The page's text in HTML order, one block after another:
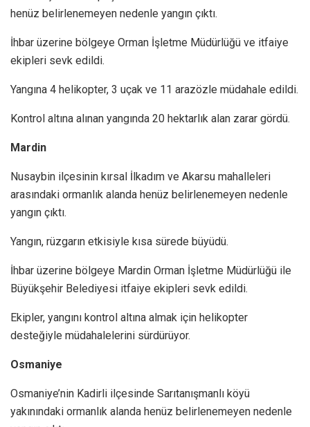
henüz belirlenemeyen nedenle yangın çıktı.
İhbar üzerine bölgeye Orman İşletme Müdürlüğü ve itfaiye
ekipleri sevk edildi.
Yangına 4 helikopter, 3 uçak ve 11 arazözle müdahale edildi.
Kontrol altına alınan yangında 20 hektarlık alan zarar gördü.
Mardin
Nusaybin ilçesinin kırsal İlkadım ve Akarsu mahalleleri
arasındaki ormanlık alanda henüz belirlenemeyen nedenle
yangın çıktı.
Yangın, rüzgarın etkisiyle kısa sürede büyüdü.
İhbar üzerine bölgeye Mardin Orman İşletme Müdürlüğü ile
Büyükşehir Belediyesi itfaiye ekipleri sevk edildi.
Ekipler, yangını kontrol altına almak için helikopter
desteğiyle müdahalelerini sürdürüyor.
Osmaniye
Osmaniye’nin Kadirli ilçesinde Sarıtanışmanlı köyü
yakınındaki ormanlık alanda henüz belirlenemeyen nedenle